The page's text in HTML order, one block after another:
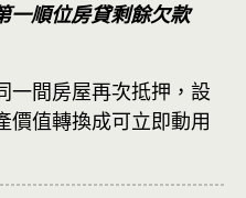
一順位房貸剩餘欠款
一間房屋再次抵押，設
價值轉換成可立即動用